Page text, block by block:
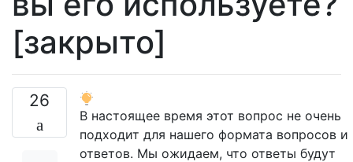
[закрыто]
26
В настоящее время этот вопрос не очень
подходит для нашего формата вопросов и
ответов. Мы ожидаем, что ответы будут